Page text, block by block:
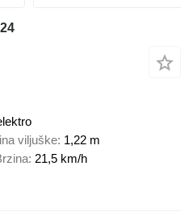
viljuške 1,22 m
21,5 km/h